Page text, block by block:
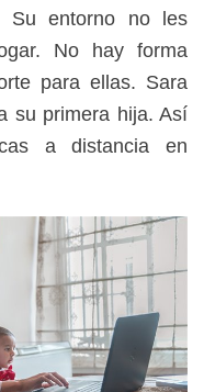
Su entorno no les
No hay forma
para ellas. Sara
su primera hija. Así
a distancia en